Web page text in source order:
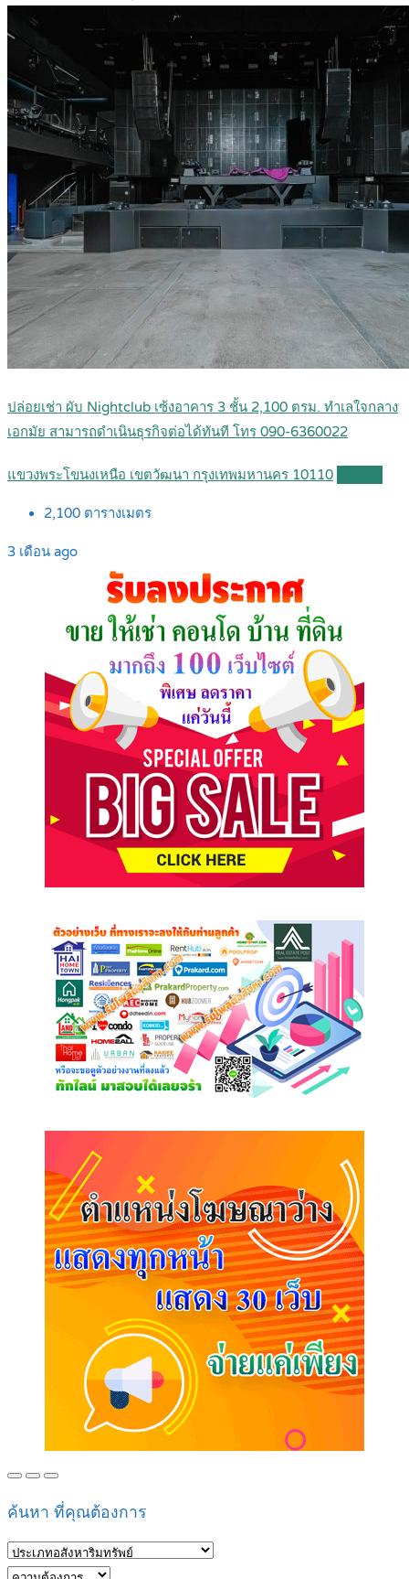
ปล่อยเช่า ผับ Nightclub เซ้งอาคาร 3 ชั้น 2,100 ตรม. ทำเลใจกลาง
เอกมัย สามารถดำเนินธุรกิจต่อได้ทันที โทร 090-6360022
แขวงพระโขนงเหนือ เขตวัฒนา กรุงเทพมหานคร 10110
2,100 ตารางเมตร
3 เดือน ago
ค้นหา ที่คุณต้องการ